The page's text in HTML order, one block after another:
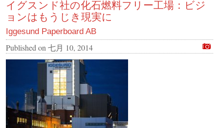
イグスンド社の化石燃料フリー工場：ビジ
ョンはもうじき現実に
Iggesund Paperboard AB
Published on 七月 10, 2014